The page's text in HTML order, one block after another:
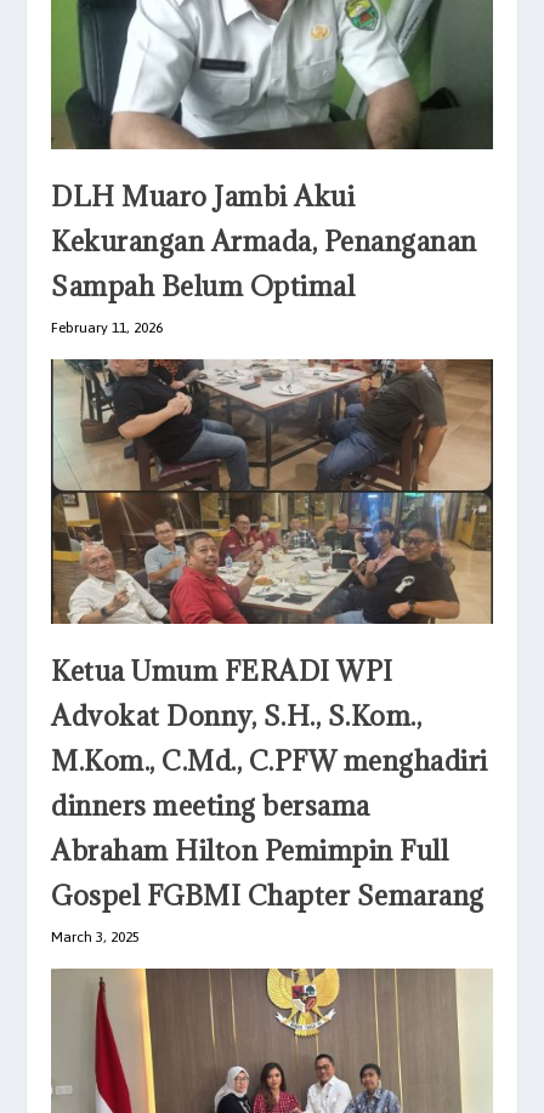
DLH Muaro Jambi Akui
Kekurangan Armada, Penanganan
Sampah Belum Optimal
February 11, 2026
Ketua Umum FERADI WPI
Advokat Donny, S.H., S.Kom.,
M.Kom., C.Md., C.PFW menghadiri
dinners meeting bersama
Abraham Hilton Pemimpin Full
Gospel FGBMI Chapter Semarang
March 3, 2025